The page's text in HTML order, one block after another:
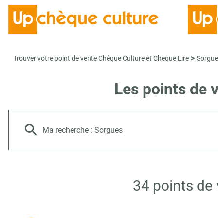
Trouver votre point de vente Chèque Culture et Chèque Lire >
Les points de
Ma recherche : Sorgues
34 points de